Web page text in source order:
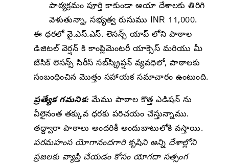
పాఠ్యక్రమం పూర్తి కాకుండా ఆయా దేశాలకు తిరిగి
వెళుతున్నా, సభ్యత్వ రుసుము INR 11,000.
ఈ ధరలో వై.ఎస్.ఎస్. లెసన్స్ యాప్ ‌లోని పాఠాల
డిజిటల్ వెర్షన్ ‌కి కాంప్లిమెంటరీ యాక్సెస్ మరియు మీ
బేసిక్ లెసన్స్ సిరీస్ సబ్‌స్క్రిప్షన్ వ్యవధిలో, పాఠాలకు
సంబంధించిన మొత్తం సహాయక సమాచారం ఉంటుంది.
ప్రత్యేక గమనిక:మేము పాఠాల కొత్త ఎడిషన్ ‌ను
వీలైనంత తక్కువ ధరకు పరిచయం చేస్తున్నాము.
తద్ద్వారా పాఠాలు అందరికీ అందుబాటులోకి వస్తాయి.
పరమహంస యోగానందగారి కృషిని అన్ని దేశాల్లోని
ప్రజలకు వ్యాప్తి చేయడం కోసం యోగదా సత్సంగ